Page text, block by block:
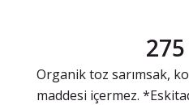
Organik toz sarımsak,
maddesi içermez.